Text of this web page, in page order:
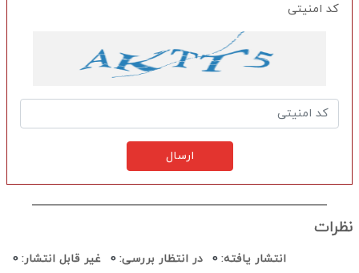
کد امنیتی
ارسال
نظرات
انتشار یافته:0 در انتظار بررسی:0 غیر قابل انتشار:0